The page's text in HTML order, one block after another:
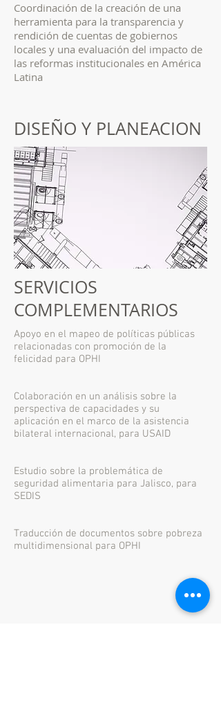
DISEÑO Y PLANEACION
SERVICIOS
COMPLEMENTARIOS
Apoyo en el mapeo de políticas públicas
relacionadas con promoción de la
felicidad para OPHI
Colaboración en un análisis sobre la
perspectiva de capacidades y su
aplicación en el marco de la asistencia
bilateral internacional, para USAID
Estudio sobre la problemática de
seguridad alimentaria para Jalisco, para
SEDIS
Traducción de documentos sobre pobreza
multidimensional para OPHI
Coordinación de la creación de una
herramienta para la transparencia y
rendición de cuentas de gobiernos
locales y una evaluación del impacto de
las reformas institucionales en América
Latina